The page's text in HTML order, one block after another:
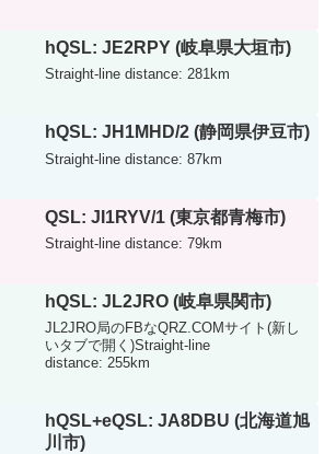
hQSL: JE2RPY (岐阜県大垣市)
Straight-line distance: 281km
hQSL: JH1MHD/2 (静岡県伊豆市)
Straight-line distance: 87km
QSL: JI1RYV/1 (東京都青梅市)
Straight-line distance: 79km
hQSL: JL2JRO (岐阜県関市)
JL2JRO局のFBなQRZ.COMサイト(新し
いタブで開く)Straight-line
distance: 255km
hQSL+eQSL: JA8DBU (北海道旭
川市)